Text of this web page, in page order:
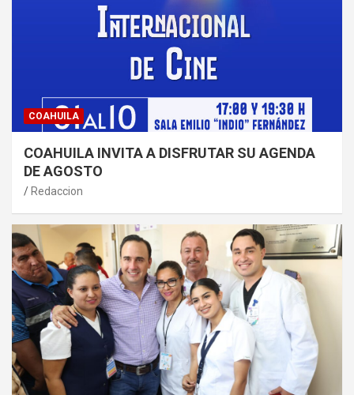
COAHUILA
COAHUILA INVITA A DISFRUTAR SU AGENDA
DE AGOSTO
Redaccion